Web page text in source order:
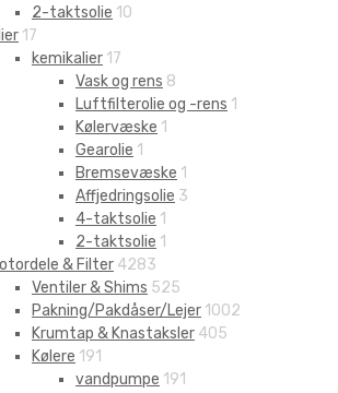
2-taktsolie 10
17
kemikalier 17
Vask og rens 8
Luftfilterolie og -rens 1
Kølervæske 1
Gearolie 1
Bremsevæske 1
Affjedringsolie 3
4-taktsolie 1
2-taktsolie 1
& Filter 4283
Ventiler & Shims 525
Pakning/Pakdåser/Lejer 1002
Krumtap & Knastaksler 405
Kølere 191
vandpumpe 191